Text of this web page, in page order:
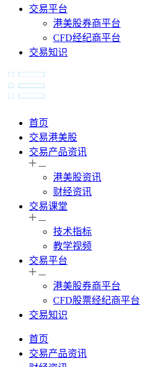
交易平台
港美股券商平台
CFD经纪商平台
交易知识
首页
交易港美股
交易产品资讯
港美股资讯
财经资讯
交易课堂
技术指标
教学视频
交易平台
港美股券商平台
CFD股票经纪商平台
交易知识
首页
交易产品资讯